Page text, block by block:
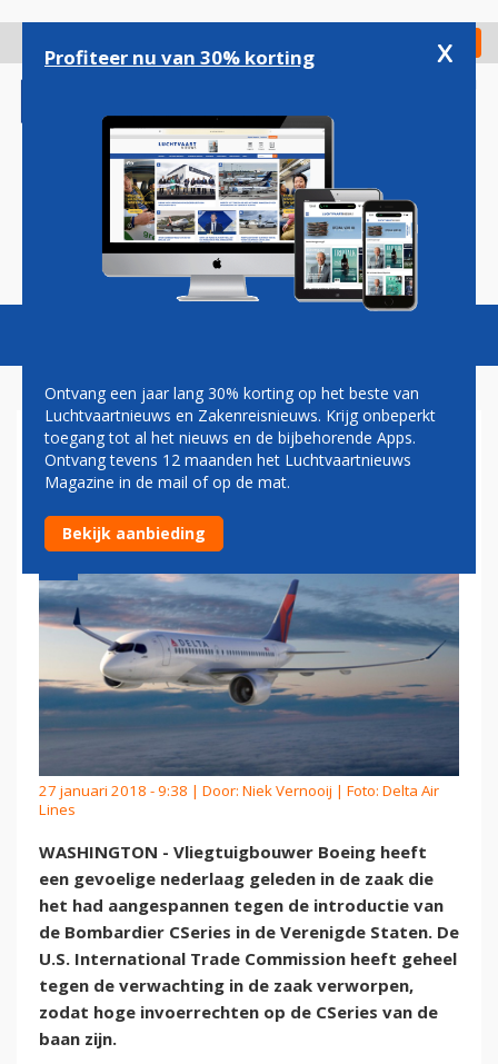
gaan
Check in
Magazine Podcasts Vacatures
ONVERWACHTE NEDERLAAG
BOEING IN CSERIES-ZAAK
27 januari 2018 - 9:38 | Door: Niek Vernooij | Foto: Delta Air
Lines
WASHINGTON - Vliegtuigbouwer Boeing heeft
een gevoelige nederlaag geleden in de zaak die
het had aangespannen tegen de introductie van
de Bombardier CSeries in de Verenigde Staten. De
U.S. International Trade Commission heeft geheel
tegen de verwachting in de zaak verworpen,
zodat hoge invoerrechten op de CSeries van de
baan zijn.
Profiteer nu van 30% korting x
Ontvang een jaar lang 30% korting op het beste van
Luchtvaartnieuws en Zakenreisnieuws. Krijg onbeperkt
toegang tot al het nieuws en de bijbehorende Apps.
Ontvang tevens 12 maanden het Luchtvaartnieuws
Magazine in de mail of op de mat.
Bekijk aanbieding